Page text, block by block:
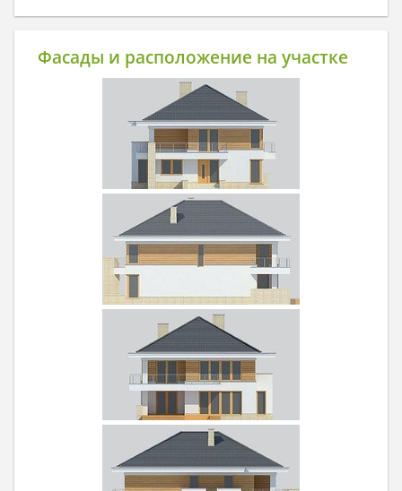
Фасады и расположение на участке